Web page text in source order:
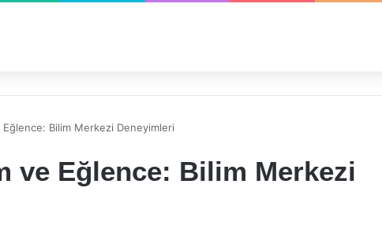
Eğlence: Bilim Merkezi Deneyimleri
ve Eğlence: Bilim Merkezi